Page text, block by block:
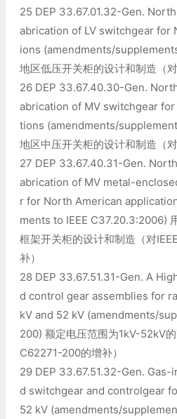
25 DEP 33.67.01.32-Gen.
abrication of LV switchgear for
ions (amendments/
地区低压开关柜的设计和制造（对
26 DEP 33.67.40.30-Gen.
abrication of MV switchgear
tions (amendments/
地区中压开关柜的设计和制造（
27 DEP 33.67.40.31-Gen.
abrication of MV metal-
r for North American
ments to IEEE C37.20.3:2006)
框架开关柜的设计和制造（对
补）
28 DEP 33.67.51.31-Gen. A
d control gear assemblies for
kV and 52 kV (amendments/
200) 额定电压范围为1kV-52kV
C62271-200的增补）
29 DEP 33.67.51.32-Gen.
d switchgear and controlgear
52 kV (amendments/